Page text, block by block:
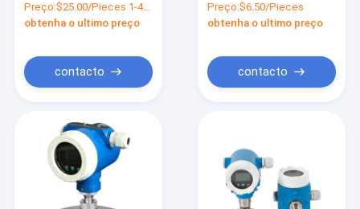
Produtos
Sobre nós
cerâmico da pressão
do compressor do
Preço:$25.00/Pieces 1-49 Pieces
obtenha o ultimo preço
contacto
transmissor de
pressão de
Preço:$6.50/Pieces
obtenha o ultimo preço
contacto